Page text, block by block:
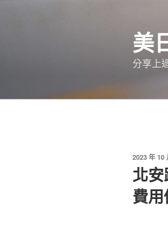
美
分享上
發
佈
2023 年 10
北
費